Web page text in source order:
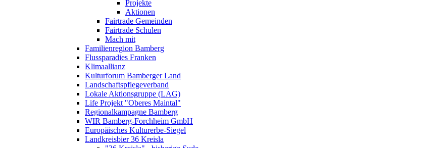
Projekte
Aktionen
Fairtrade Gemeinden
Fairtrade Schulen
Mach mit
Familienregion Bamberg
Flussparadies Franken
Klimaallianz
Kulturforum Bamberger Land
Landschaftspflegeverband
Lokale Aktionsgruppe (LAG)
Life Projekt "Oberes Maintal"
Regionalkampagne Bamberg
WIR Bamberg-Forchheim GmbH
Europäisches Kulturerbe-Siegel
Landkreisbier 36 Kreisla